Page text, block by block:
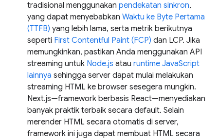
tradisional menggunakan pendekatan sinkron,
yang dapat menyebabkan Waktu ke Byte Pertama
(TTFB) yang lebih lama, serta metrik berikutnya
seperti First Contentful Paint (FCP) dan LCP. Jika
memungkinkan, pastikan Anda menggunakan API
streaming untuk Node.js atau runtime JavaScript
lainnya sehingga server dapat mulai melakukan
streaming HTML ke browser sesegera mungkin.
Next.js—framework berbasis React—menyediakan
banyak praktik terbaik secara default. Selain
merender HTML secara otomatis di server,
framework ini juga dapat membuat HTML secara